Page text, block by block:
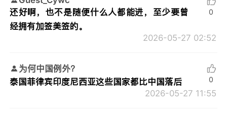
还好啊，也不是随便什么人都能进，至少要曾
经拥有加签美签的。
2026-05-27 02:52
0
为何中国例外？
泰国菲律宾印度尼西亚这些国家都比中国落后
2026-05-27 11:55
0